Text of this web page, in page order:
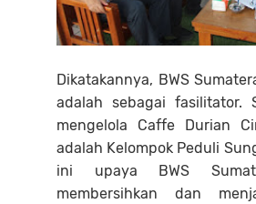
Dikatakannya, BWS
adalah sebagai fasilitator.
mengelola Caffe Durian
adalah Kelompok Peduli
ini upaya BWS
membersihkan dan